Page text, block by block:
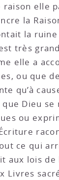
elle
la
la
très
elle a
ou que
qu’à
Dieu se
ou
ce qui
aux lois
Livres